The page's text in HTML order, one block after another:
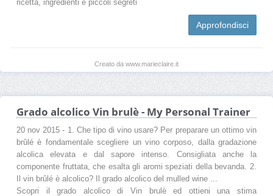
ricetta, ingredienti e piccoli segreti
Approfondisci
Creato da www.marieclaire.it
Grado alcolico Vin brulè - My Personal Trainer
20 nov 2015 - 1. Che tipo di vino usare? Per preparare un ottimo vin
brûlé è fondamentale scegliere un vino corposo, dalla gradazione
alcolica elevata e dal sapore intenso. Consigliata anche la
componente fruttata, che esalta gli aromi speziati della bevanda. 2.
Il vin brûlé è alcolico? Il grado alcolico del mulled wine ...
Scopri il grado alcolico di Vin brulè ed ottieni una stima